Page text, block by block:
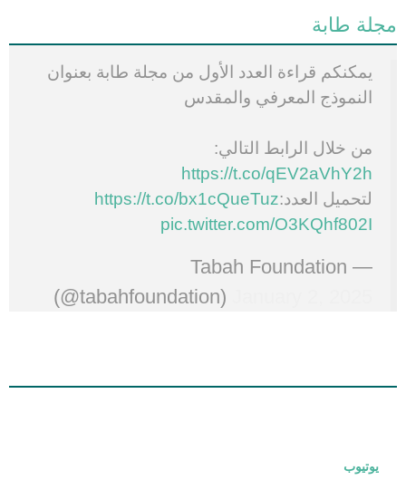
يوتيوب
مجلة طابة
يمكنكم قراءة العدد الأول من مجلة طابة بعنوان
النموذج المعرفي والمقدس
من خلال الرابط التالي:
https://t.co/qEV2aVhY2h
لتحميل العدد:https://t.co/bx1cQueTuz
pic.twitter.com/O3KQhf802I
— Tabah Foundation
(@tabahfoundation)